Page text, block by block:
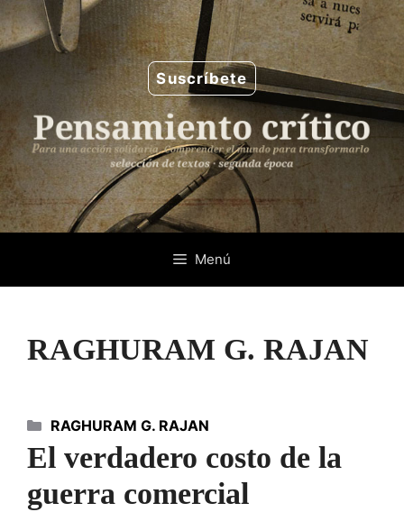
Saltar
al
contenido
Suscríbete
Menú
RAGHURAM G. RAJAN
El verdadero costo de la
guerra comercial
Categorías
RAGHURAM G. RAJAN